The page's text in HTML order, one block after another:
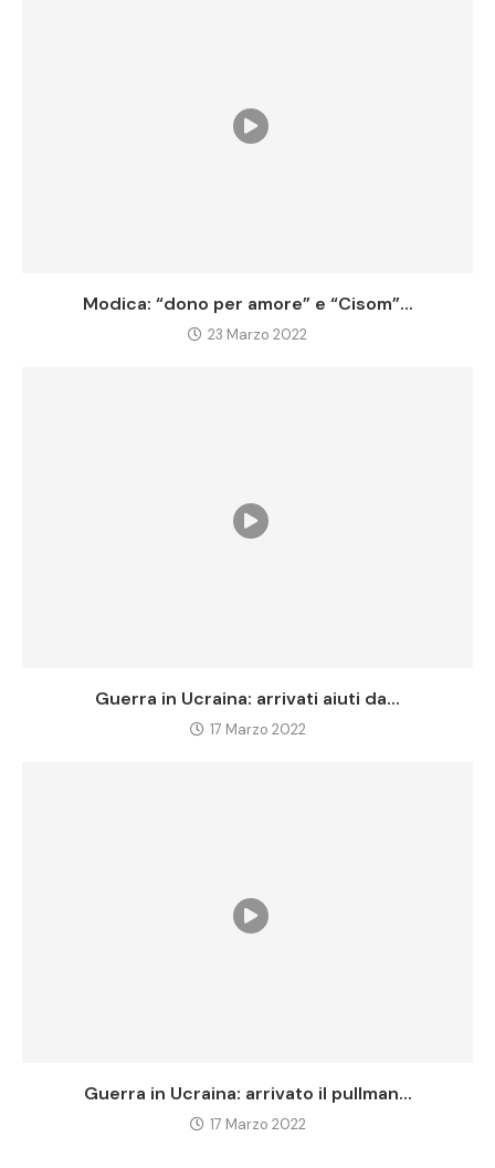
Modica: “dono per amore” e “Cisom”...
23 Marzo 2022
Guerra in Ucraina: arrivati aiuti da...
17 Marzo 2022
Guerra in Ucraina: arrivato il pullman...
17 Marzo 2022